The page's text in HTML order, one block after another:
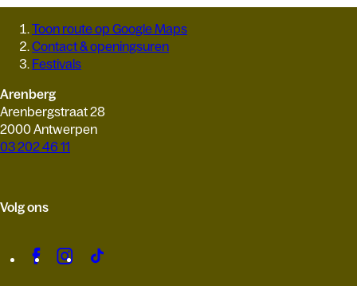
Toon route op Google Maps
Contact & openingsuren
Festivals
Arenberg
Arenbergstraat 28
2000 Antwerpen
03 202 46 11
Volg ons